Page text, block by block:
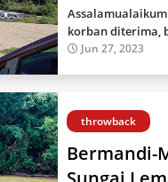
korban diterima,
Jun 27, 2023
throwback
Bermandi-